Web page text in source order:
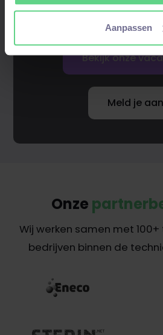
Aanpassen
Bekijk onze
Meld je aan
Onze
Wij werken samen met
bedrijven binnen de